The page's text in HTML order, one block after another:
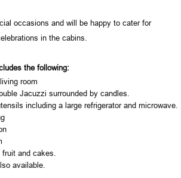
occasions and will be happy to cater for
in the cabins.
the following:
room
Jacuzzi surrounded by candles.
including a large refrigerator and microwave.
fruit and cakes.
available.